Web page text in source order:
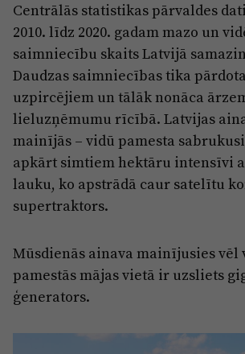
Centrālās statistikas pārvaldes
2010. līdz 2020. gadam mazo un
saimniecību skaits Latvijā
Daudzas saimniecības tika
uzpircējiem un tālāk nonāca
lieluzņēmumu rīcībā. Latvijas
mainījās – vidū pamesta
apkārt simtiem hektāru intensīvi
lauku, ko apstrādā caur satelītu
supertraktors.
Mūsdienās ainava mainījusies vēl
pamestās mājas vietā ir uzsliets
ģenerators.